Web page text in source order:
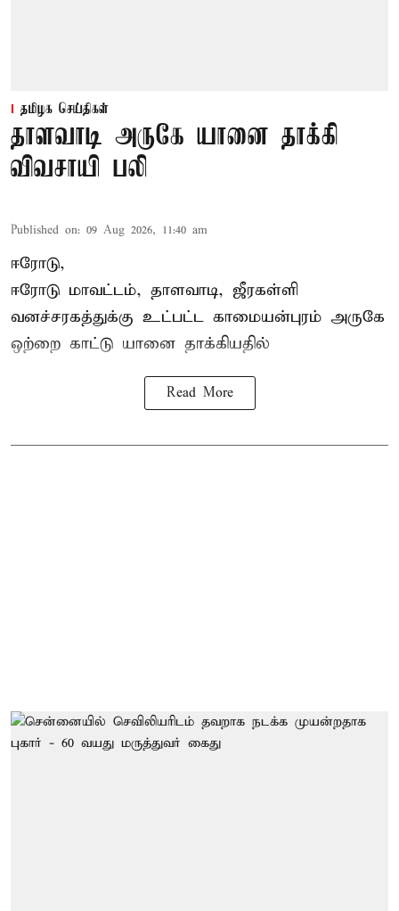
தமிழக செய்திகள்
தாளவாடி அருகே யானை தாக்கி
விவசாயி பலி
Published on: 09 Aug 2026, 11:40 am
ஈரோடு,
ஈரோடு மாவட்டம், தாளவாடி, ஜீரகள்ளி
வனச்சரகத்துக்கு உட்பட்ட காமையன்புரம் அருகே
ஒற்றை காட்டு யானை தாக்கியதில்
Read More